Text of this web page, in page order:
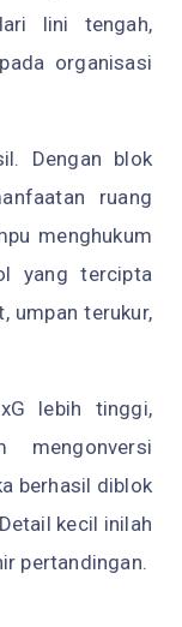
lini tengah,
organisasi
Dengan blok
ruang
menghukum
yang tercipta
umpan terukur,
lebih tinggi,
mengonversi
berhasil diblok
kecil inilah
pertandingan.